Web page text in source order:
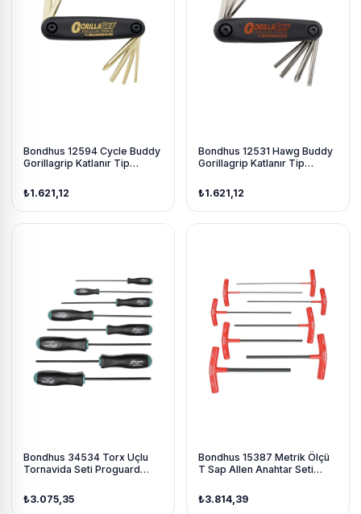
Bondhus 12594 Cycle Buddy
Gorillagrip Katlanır Tip
Proguard İzole 6 Parça
₺1.621,12
Bondhus 12531 Hawg Buddy
Gorillagrip Katlanır Tip
Proguard İzole 7 Parça
₺1.621,12
Bondhus 34534 Torx Uçlu
Tornavida Seti Proguard
₺3.075,35
Bondhus 15387 Metrik Ölçü
T Sap Allen Anahtar Seti
229Mm
₺3.814,39